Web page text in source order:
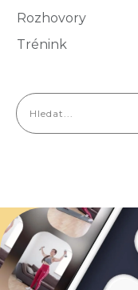
Rozhovory
Trénink